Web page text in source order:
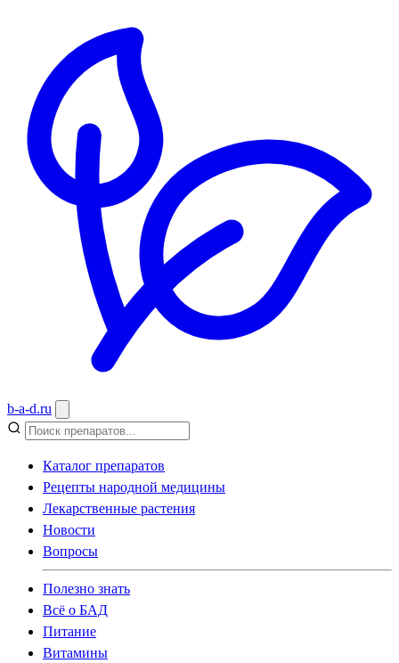
b-a-d.ru
Каталог препаратов
Рецепты народной медицины
Лекарственные растения
Новости
Вопросы
Полезно знать
Всё о БАД
Питание
Витамины